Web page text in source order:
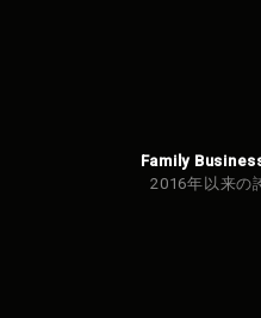
Family
2016年以来の